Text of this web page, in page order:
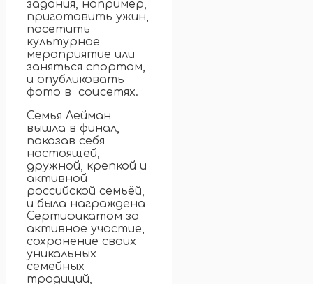
задания, например,
приготовить ужин,
посетить
культурное
мероприятие или
заняться спортом,
и опубликовать
фото в соцсетях.
Семья Лейман
вышла в финал,
показав себя
настоящей,
дружной, крепкой и
активной
российской семьёй,
и была награждена
Сертификатом за
активное участие,
сохранение своих
уникальных
семейных
традиций,